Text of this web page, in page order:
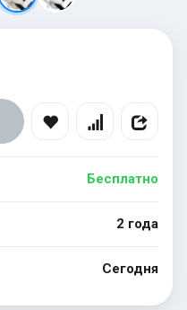
Бесплатно
2 года
Сегодня